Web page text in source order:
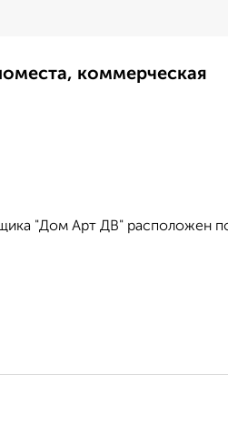
коммерческая
"Дом Арт ДВ" расположен